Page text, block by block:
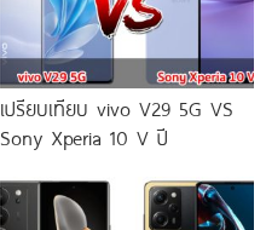
เปรียบเทียบ vivo V29 5G VS
Sony Xperia 10 V ปี